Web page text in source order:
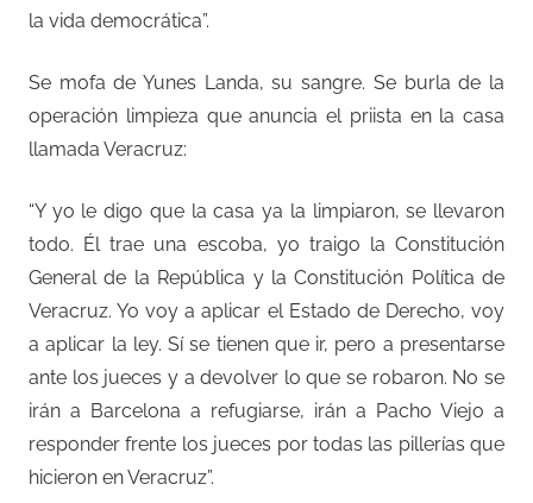
la vida democrática”.
Se mofa de Yunes Landa, su sangre. Se burla de la
operación limpieza que anuncia el priista en la casa
llamada Veracruz:
“Y yo le digo que la casa ya la limpiaron, se llevaron
todo. Él trae una escoba, yo traigo la Constitución
General de la República y la Constitución Política de
Veracruz. Yo voy a aplicar el Estado de Derecho, voy
a aplicar la ley. Sí se tienen que ir, pero a presentarse
ante los jueces y a devolver lo que se robaron. No se
irán a Barcelona a refugiarse, irán a Pacho Viejo a
responder frente los jueces por todas las pillerías que
hicieron en Veracruz”.